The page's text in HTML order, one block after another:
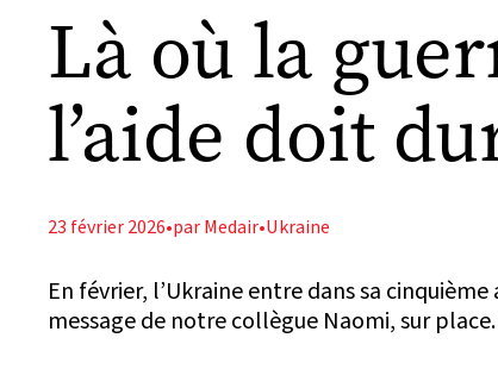
Là où la
l’aide doit
23 février 2026•par Medair•Ukraine
En février, l’Ukraine entre dans sa
message de notre collègue Naomi, sur